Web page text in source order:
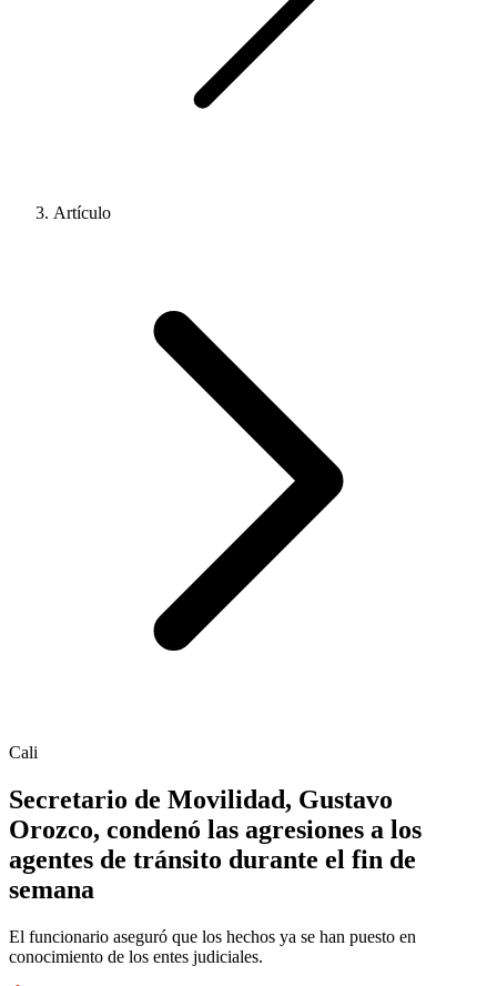
Artículo
Cali
Secretario de Movilidad, Gustavo
Orozco, condenó las agresiones a los
agentes de tránsito durante el fin de
semana
El funcionario aseguró que los hechos ya se han puesto en
conocimiento de los entes judiciales.